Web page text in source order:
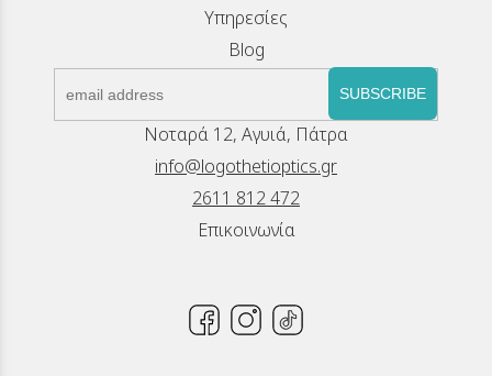
Υπηρεσίες
Blog
SUBSCRIBE
Νοταρά 12, Αγυιά, Πάτρα
info@logothetioptics.gr
2611 812 472
Επικοινωνία